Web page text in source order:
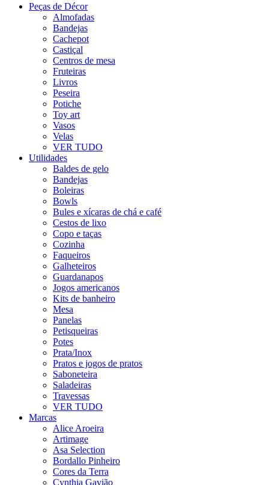
Peças de Décor
Almofadas
Bandejas
Cachepot
Castiçal
Centros de mesa
Fruteiras
Livros
Peseira
Potiche
Toy art
Vasos
Velas
VER TUDO
Utilidades
Baldes de gelo
Bandejas
Boleiras
Bowls
Bules e xícaras de chá e café
Cestos de lixo
Copo e taças
Cozinha
Faqueiros
Galheteiros
Guardanapos
Jogos americanos
Kits de banheiro
Mesa
Panelas
Petisqueiras
Potes
Prata/Inox
Pratos e jogos de pratos
Saboneteira
Saladeiras
Travessas
VER TUDO
Marcas
Alice Aroeira
Artimage
Asa Selection
Bordallo Pinheiro
Cores da Terra
Cynthia Gavião